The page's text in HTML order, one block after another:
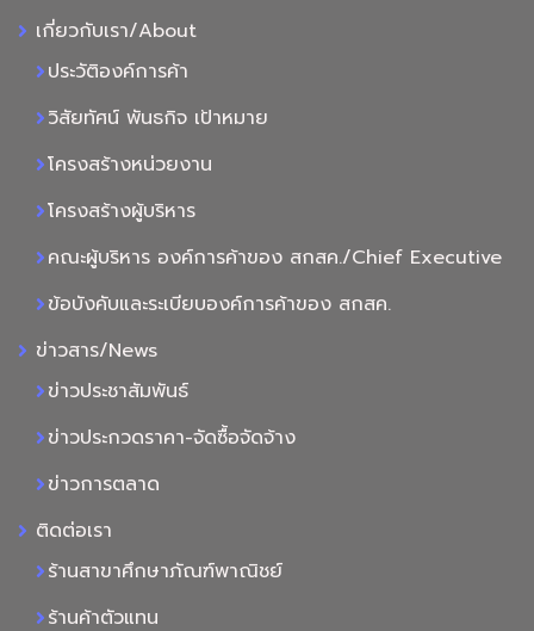
เกี่ยวกับเรา/About
ประวัติองค์การค้า
วิสัยทัศน์ พันธกิจ เป้าหมาย
โครงสร้างหน่วยงาน
โครงสร้างผู้บริหาร
คณะผู้บริหาร องค์การค้าของ สกสค./Chief Executive
ข้อบังคับและระเบียบองค์การค้าของ สกสค.
ข่าวสาร/News
ข่าวประชาสัมพันธ์
ข่าวประกวดราคา-จัดซื้อจัดจ้าง
ข่าวการตลาด
ติดต่อเรา
ร้านสาขาศึกษาภัณฑ์พาณิชย์
ร้านค้าตัวแทน